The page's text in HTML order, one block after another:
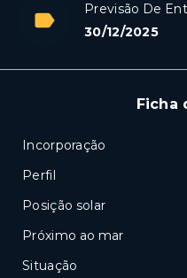
Previsão De
30/12/2025
Ficha
Incorporação
Perfil
Posição solar
Próximo ao mar
Situação